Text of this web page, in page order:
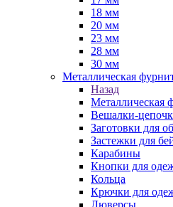
18 мм
20 мм
23 мм
28 мм
30 мм
Металлическая
Назад
Металлическая
Вешалки-
Заготовки для
Застежки для
Карабины
Кнопки для
Кольца
Крючки для
Люверсы